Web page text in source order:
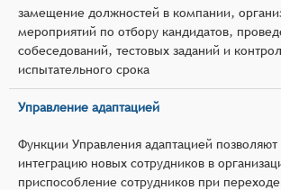
замещение должностей в компании,
мероприятий по отбору кандидатов,
собеседований, тестовых заданий и
испытательного срока
Управление адаптацией
Функции Управления адаптацией позволяют
интеграцию новых сотрудников в
приспособление сотрудников при